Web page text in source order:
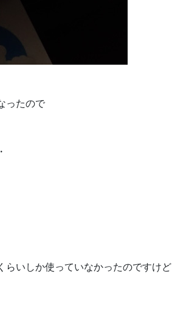
ったので
らいしか使っていなかったのですけど